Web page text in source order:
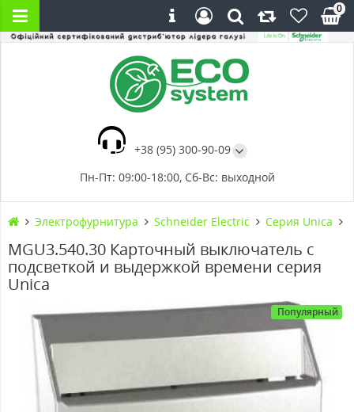
+38 (95) 300-90-09
Пн-Пт: 09:00-18:00, Сб-Вс: выходной
0
Электрофурнитура Schneider Electric Серия Unica
MGU3.540.30 Карточный выключатель с
подсветкой и выдержкой времени серия
Unica
Популярный